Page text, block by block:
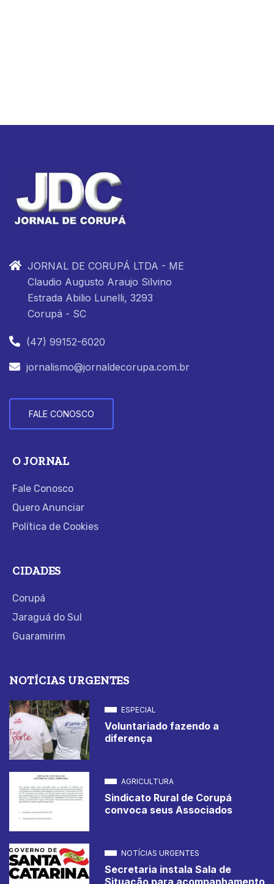
JORNAL DE CORUPÁ LTDA - ME
Claudio Augusto Araujo Silvino
Estrada Abilio Lunelli, 3293
Corupá - SC
(47) 99152-6020
jornalismo@jornaldecorupa.com.br
FALE CONOSCO
O JORNAL
Fale Conosco
Quero Anunciar
Política de Cookies
CIDADES
Corupá
Jaraguá do Sul
Guaramirim
NOTÍCIAS URGENTES
ESPECIAL
Voluntariado fazendo a
diferença
AGRICULTURA
Sindicato Rural de Corupá
convoca seus Associados
NOTÍCIAS URGENTES
Secretaria instala Sala de
Situação para acompanhamento